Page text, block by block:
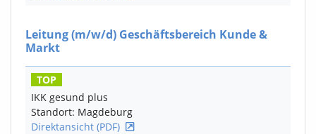
Leitung(m/w/d) Geschäftsbereich Kunde &
Markt
TOP
IKK gesund plus
Standort: Magdeburg
Direktansicht (PDF)